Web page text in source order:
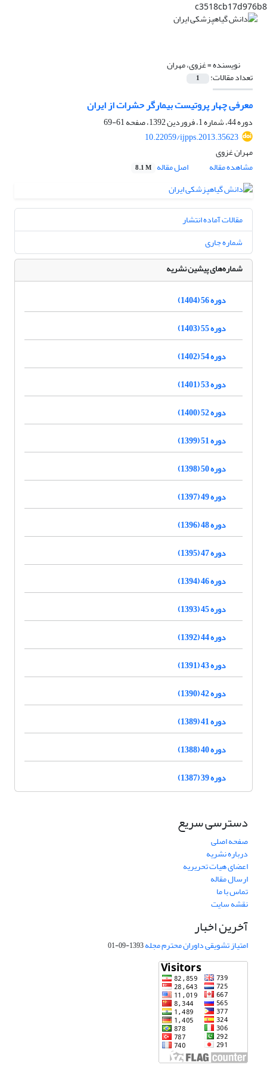
c3518cb17d976b8
نویسنده =غزوی، مهران
تعداد مقالات: 1
معرفی چهار پروتیست بیمارگر حشرات از ایران
دوره 44، شماره 1، فروردین 1392، صفحه
61-69
10.22059/ijpps.2013.35623
مهران غزوی
مشاهده مقاله
اصل مقاله 8.1 M
مقالات آماده انتشار
شماره جاری
شماره‌های پیشین نشریه
دوره 56 (1404)
دوره 55 (1403)
دوره 54 (1402)
دوره 53 (1401)
دوره 52 (1400)
دوره 51 (1399)
دوره 50 (1398)
دوره 49 (1397)
دوره 48 (1396)
دوره 47 (1395)
دوره 46 (1394)
دوره 45 (1393)
دوره 44 (1392)
دوره 43 (1391)
دوره 42 (1390)
دوره 41 (1389)
دوره 40 (1388)
دوره 39 (1387)
دسترسی سریع
صفحه اصلی
درباره نشریه
اعضای هیات تحریریه
ارسال مقاله
تماس با ما
نقشه سایت
آخرین اخبار
امتیاز تشویقی داوران محترم مجله1393-09-01